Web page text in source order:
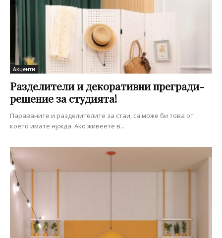
Акценти
Разделители и декоративни прегради-
решение за студията!
Параваните и разделителите за стаи, са може би това от
което имате нужда. Ако живеете в...